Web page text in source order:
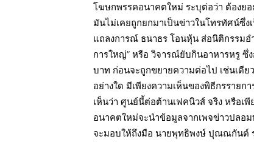
โฆษกพรรคอนาคตใหม่ ระบุต่อว่า ต้องย
มันไม่เคยถูกยกมาเป็นข่าวในโทรทัศน์ซึ่ง
แถลงการณ์ ธนาธร โอนหุ้น ส่อนิติกรรมอ
การใหญ่” หรือ วิจารณ์ยับกินอาหารหรู
บาท ก่อนจะถูกขยายความต่อไป เช่นเดีย
อย่างใด มีเพียงความเห็นของพิธีกรราย
เห็นว่า ศูนย์นี้ต่อต้านเฟคนิวส์ จริง หรือเ
อนาคตใหม่จะนำข้อมูลจากเพจข่าวปลอ
จะมอบให้ถึงมือ นายพุทธิพงษ์ ปุณณกันต์